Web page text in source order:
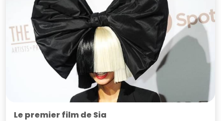
Le premier film de Sia